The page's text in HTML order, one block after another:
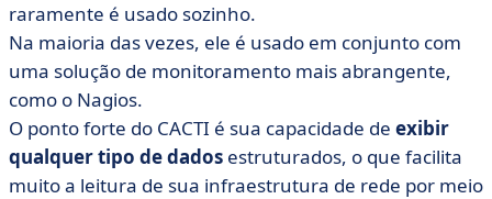
raramente é usado sozinho.
Na maioria das vezes, ele é usado em conjunto com
uma solução de monitoramento mais abrangente,
como o Nagios.
O ponto forte do CACTI é sua capacidade de exibir
qualquer tipo de dados estruturados, o que facilita
muito a leitura de sua infraestrutura de rede por meio